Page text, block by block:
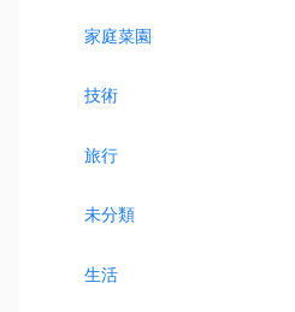
家庭菜園
技術
旅行
未分類
生活